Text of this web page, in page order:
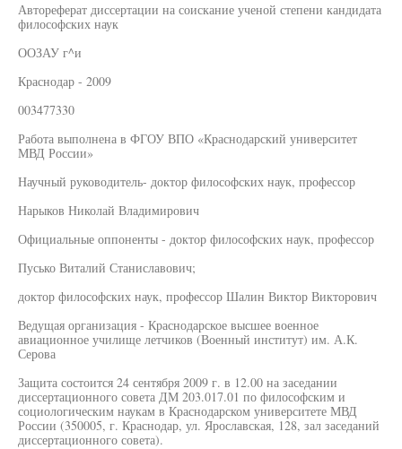
Автореферат диссертации на соискание ученой степени кандидата
философских наук
ООЗАУ г^и
Краснодар - 2009
003477330
Работа выполнена в ФГОУ ВПО «Краснодарский университет
МВД России»
Научный руководитель- доктор философских наук, профессор
Нарыков Николай Владимирович
Официальные оппоненты - доктор философских наук, профессор
Пусько Виталий Станиславович;
доктор философских наук, профессор Шалин Виктор Викторович
Ведущая организация - Краснодарское высшее военное
авиационное училище летчиков (Военный институт) им. А.К.
Серова
Защита состоится 24 сентября 2009 г. в 12.00 на заседании
диссертационного совета ДМ 203.017.01 по философским и
социологическим наукам в Краснодарском университете МВД
России (350005, г. Краснодар, ул. Ярославская, 128, зал заседаний
диссертационного совета).